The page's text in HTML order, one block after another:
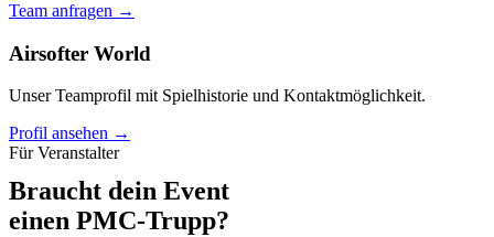
Team anfragen →
Airsofter World
Unser Teamprofil mit Spielhistorie und Kontaktmöglichkeit.
Profil ansehen →
Für Veranstalter
Braucht dein Event
einen PMC-Trupp?